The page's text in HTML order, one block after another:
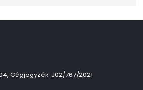
Cégjegyzék: J02/767/2021